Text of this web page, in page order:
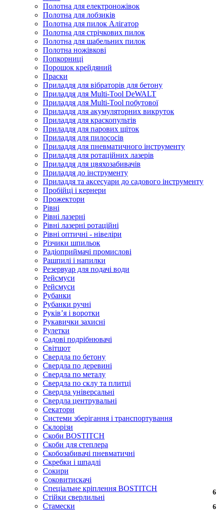
Полотна для електроножівок
Полотна для лобзиків
Полотна для пилок Алігатор
Полотна для стрічкових пилок
Полотна для шабельних пилок
Полотна ножівкові
Попкорниці
Порошок крейдяний
Праски
Приладдя для вібраторів для бетону
Приладдя для Multi-Tool DeWALT
Приладдя для Multi-Tool побутової
Приладдя для акумуляторних викруток
Приладдя для краскопультів
Приладдя для парових щіток
Приладдя для пилососів
Приладдя для пневматичного інструменту
Приладдя для ротаційних лазерів
Приладдя для цвяхозабивачів
Приладдя до інструменту
Приладдя та аксесуари до садового інструменту
Пробійці і кернери
Прожектори
Рівні
Рівні лазерні
Рівні лазерні ротаційні
Рівні оптичні - нівеліри
Різчики шпильок
Радіоприймачі промислові
Рашпилі і напилки
Резервуар для подачі води
Рейсмуси
Рейсмуси
Рубанки
Рубанки ручні
Руківʼя і воротки
Рукавички захисні
Рулетки
Садові подрібнювачі
Світшот
Свердла по бетону
Свердла по деревині
Свердла по металу
Свердла по склу та плитці
Свердла універсальні
Свердла центрувальні
Секатори
Системи зберігання і транспортування
Склорізи
Скоби BOSTITCH
Скоби для степлера
Скобозабивачі пневматичні
Скребки і шпадлі
Сокири
Соковитискачі
Спеціальне кріплення BOSTITCH
Стійки сверлильні
Стамески
6
6
6
6